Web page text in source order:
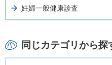
妊婦一般健康診査
同じカテゴリから探